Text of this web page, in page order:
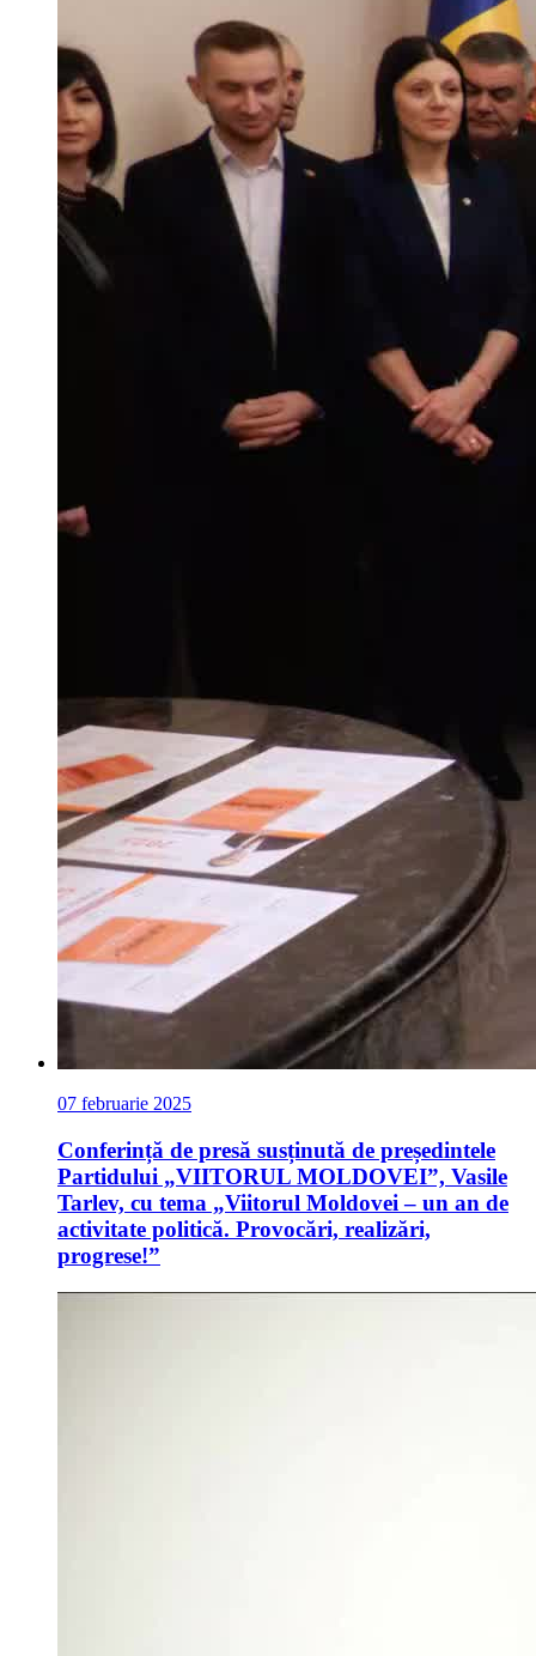
07 februarie 2025
Conferință de presă susținută de președintele
Partidului „VIITORUL MOLDOVEI”, Vasile
Tarlev, cu tema „Viitorul Moldovei – un an de
activitate politică. Provocări, realizări,
progrese!”